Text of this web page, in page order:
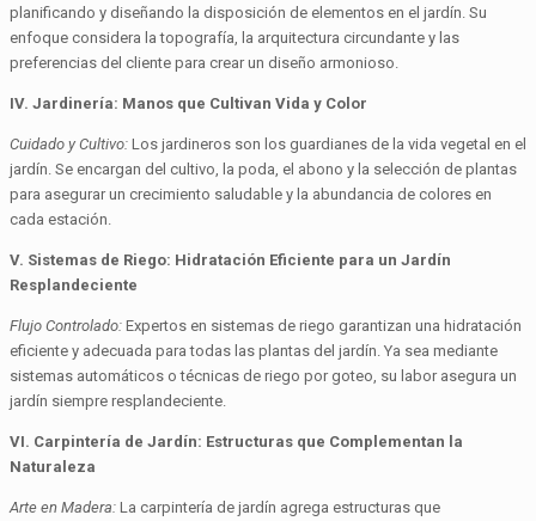
planificando y diseñando la disposición de elementos en el jardín. Su
enfoque considera la topografía, la arquitectura circundante y las
preferencias del cliente para crear un diseño armonioso.
IV. Jardinería: Manos que Cultivan Vida y Color
Cuidado y Cultivo: Los jardineros son los guardianes de la vida vegetal en el
jardín. Se encargan del cultivo, la poda, el abono y la selección de plantas
para asegurar un crecimiento saludable y la abundancia de colores en
cada estación.
V. Sistemas de Riego: Hidratación Eficiente para un Jardín
Resplandeciente
Flujo Controlado: Expertos en sistemas de riego garantizan una hidratación
eficiente y adecuada para todas las plantas del jardín. Ya sea mediante
sistemas automáticos o técnicas de riego por goteo, su labor asegura un
jardín siempre resplandeciente.
VI. Carpintería de Jardín: Estructuras que Complementan la
Naturaleza
Arte en Madera: La carpintería de jardín agrega estructuras que